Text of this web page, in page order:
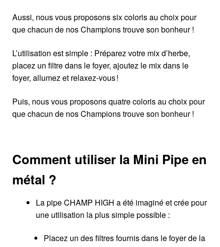
Aussi, nous vous proposons six coloris au choix pour
que chacun de nos Champions trouve son bonheur !
L’utilisation est simple : Préparez votre mix d’herbe,
placez un filtre dans le foyer, ajoutez le mix dans le
foyer, allumez et relaxez-vous !
Puis, nous vous proposons quatre coloris au choix pour
que chacun de nos Champions trouve son bonheur !
Comment utiliser la Mini Pipe en
métal ?
La pipe CHAMP HIGH a été imaginé et crée pour
une utilisation la plus simple possible :
Placez un des filtres fournis dans le foyer de la